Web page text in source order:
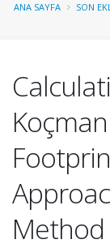
ANA SAYFA SON
Method